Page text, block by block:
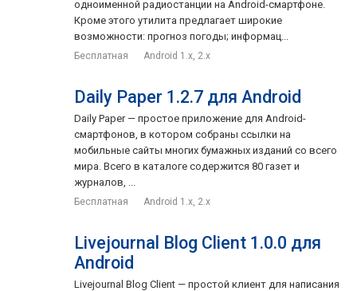
одноименной радиостанции на Android-смартфоне.
Кроме этого утилита предлагает широкие
возможности: прогноз погоды; информац...
Бесплатная Android 1.x, 2.x
Daily Paper 1.2.7 для Android
Daily Paper — простое приложение для Android-
смартфонов, в котором собраны ссылки на
мобильные сайты многих бумажных изданий со всего
мира. Всего в каталоге содержится 80 газет и
журналов, ...
Бесплатная Android 1.x, 2.x
Livejournal Blog Client 1.0.0 для
Android
Livejournal Blog Client — простой клиент для написания